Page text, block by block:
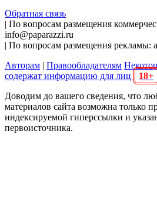
Обратная связь
| По вопросам размещения
info@paparazzi.ru
| По вопросам размещения рекламы:
Авторам | Правообладателям
содержат информацию для лиц
18+
Доводим до вашего сведения, что
материалов сайта возможна только
индексируемой гиперссылки и
первоисточника.